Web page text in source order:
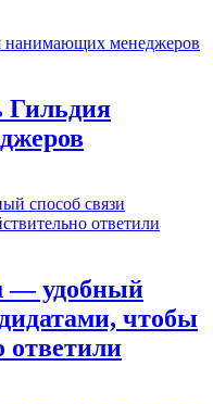
Гильдия
— удобный
чтобы
ответили